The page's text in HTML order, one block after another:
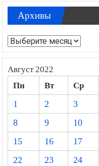
Архивы
Архивы
Август 2022
Пн Вт Ср
1
2 3
8
9 10
15
16 17
22
23 24